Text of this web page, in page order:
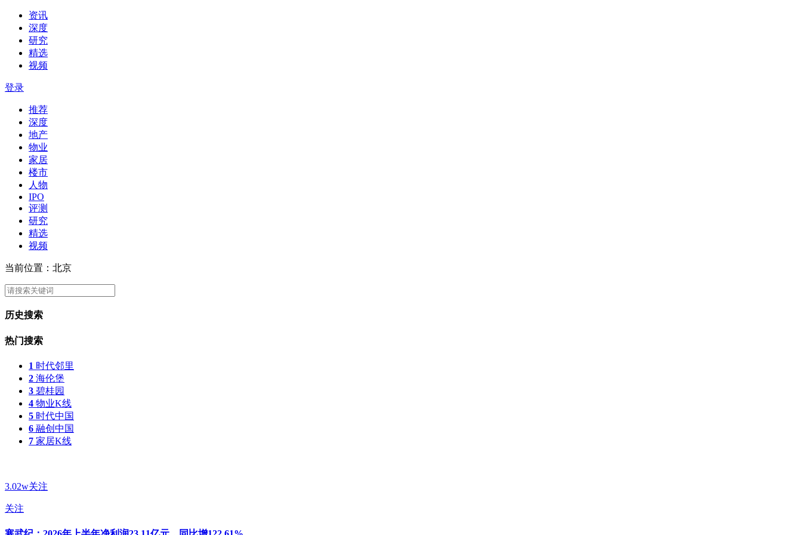
资讯
深度
研究
精选
视频
登录
推荐
深度
地产
物业
家居
楼市
人物
IPO
评测
研究
精选
视频
当前位置：北京
历史搜索
热门搜索
1 时代邻里
2 海伦堡
3 碧桂园
4 物业K线
5 时代中国
6 融创中国
7 家居K线
3.02w关注
关注